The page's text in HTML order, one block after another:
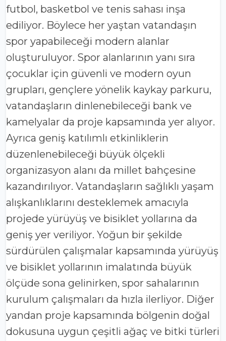
futbol, basketbol ve tenis sahası inşa
ediliyor. Böylece her yaştan vatandaşın
spor yapabileceği modern alanlar
oluşturuluyor. Spor alanlarının yanı sıra
çocuklar için güvenli ve modern oyun
grupları, gençlere yönelik kaykay parkuru,
vatandaşların dinlenebileceği bank ve
kamelyalar da proje kapsamında yer alıyor.
Ayrıca geniş katılımlı etkinliklerin
düzenlenebileceği büyük ölçekli
organizasyon alanı da millet bahçesine
kazandırılıyor. Vatandaşların sağlıklı yaşam
alışkanlıklarını desteklemek amacıyla
projede yürüyüş ve bisiklet yollarına da
geniş yer veriliyor. Yoğun bir şekilde
sürdürülen çalışmalar kapsamında yürüyüş
ve bisiklet yollarının imalatında büyük
ölçüde sona gelinirken, spor sahalarının
kurulum çalışmaları da hızla ilerliyor. Diğer
yandan proje kapsamında bölgenin doğal
dokusuna uygun çeşitli ağaç ve bitki türleri